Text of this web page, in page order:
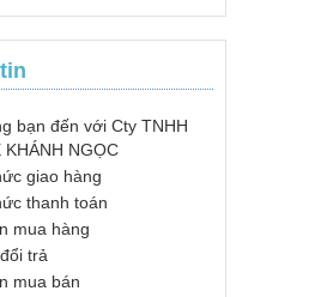
bạn đến với Cty TNHH
KHÁNH NGỌC
giao hàng
thanh toán
mua hàng
trả
mua bán